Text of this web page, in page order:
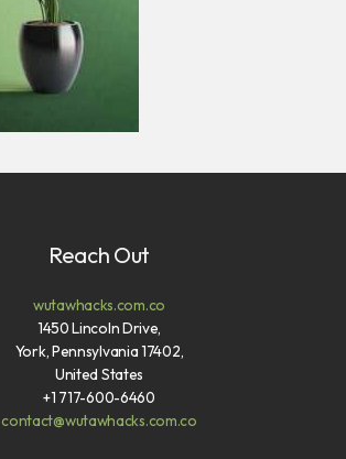
Reach Out
wutawhacks.com.co
1450 Lincoln Drive,
York, Pennsylvania 17402,
United States
+1 717-600-6460
contact@wutawhacks.com.co